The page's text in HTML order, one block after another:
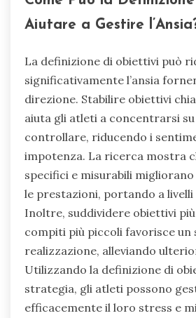
Aiutare a Gestire
La definizione di obiettivi può
significativamente l’ansia
direzione. Stabilire obiettivi
aiuta gli atleti a concentrarsi
controllare, riducendo i
impotenza. La ricerca mostra
specifici e misurabili
le prestazioni, portando a
Inoltre, suddividere obiettivi
compiti più piccoli favorisce un
realizzazione, alleviando
Utilizzando la definizione di
strategia, gli atleti possono
efficacemente il loro stress e